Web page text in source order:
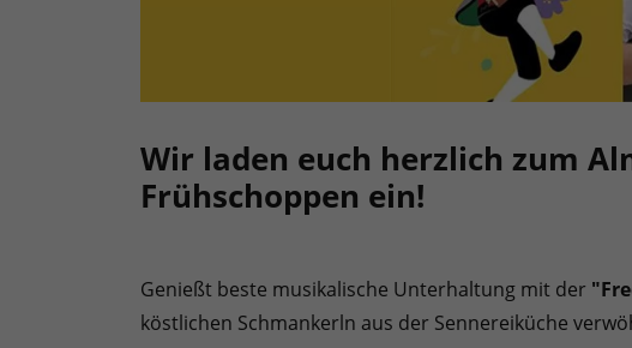
Wir laden euch herzlich zum
Frühschoppen ein!
Genießt beste musikalische Unterhaltung mit der
köstlichen Schmankerln aus der Sennereiküche